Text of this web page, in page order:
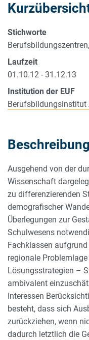
Stichworte
Laufzeit
01.10.12 - 31.12.13
Institution der EUF
Berufsbildungsinstitut
Beschreibung
Ausgehend von der
Wissenschaft
zu differenzierenden
demografischer
Überlegungen zur
Schulwesens
Fachklassen
regionale
Lösungsstrategien –
ambivalent
Interessen
besteht, dass sich
zurückziehen, wenn
dadurch letztlich die